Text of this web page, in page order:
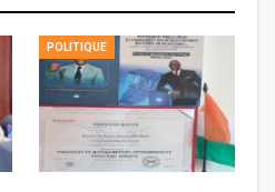
POLITIQUE